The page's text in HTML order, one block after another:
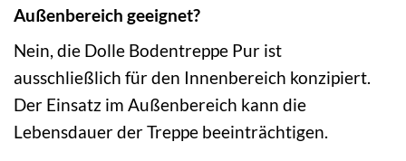
Außenbereich geeignet?
Nein, die Dolle Bodentreppe Pur ist
ausschließlich für den Innenbereich konzipiert.
Der Einsatz im Außenbereich kann die
Lebensdauer der Treppe beeinträchtigen.